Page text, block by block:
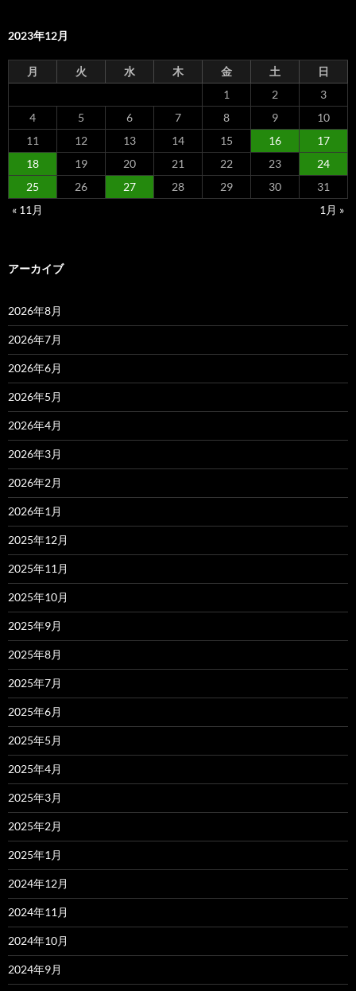
2023年12月
月 火 水 木 金 土
日
1
2
3
4
5 6 7 8 9
10
11
12 13 14 15 16
17
18
19 20 21 22 23
24
25
26 27 28 29 30
31
« 11月
1月 »
アーカイブ
2026年8月
2026年7月
2026年6月
2026年5月
2026年4月
2026年3月
2026年2月
2026年1月
2025年12月
2025年11月
2025年10月
2025年9月
2025年8月
2025年7月
2025年6月
2025年5月
2025年4月
2025年3月
2025年2月
2025年1月
2024年12月
2024年11月
2024年10月
2024年9月